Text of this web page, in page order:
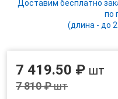
Доставим бесплатно
по
(длина - до
7 419.50 ₽ шт
7 810 ₽шт